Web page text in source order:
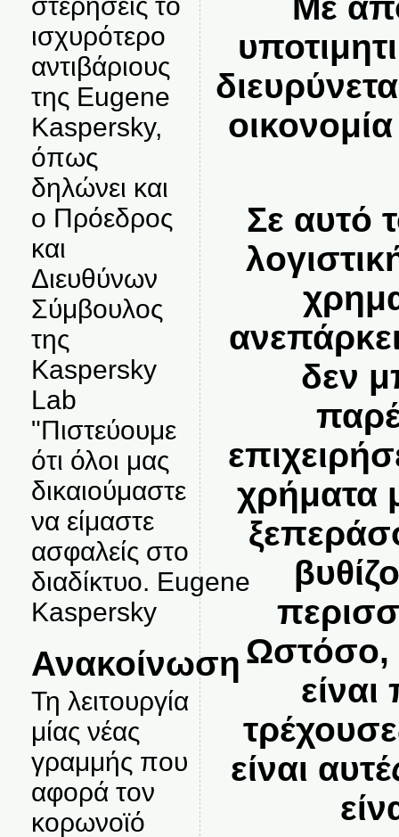
ισχυρότερο
αντιβάριους
της Eugene
Kaspersky,
όπως
δηλώνει και
ο Πρόεδρος
και
Διευθύνων
Σύμβουλος
της
Kaspersky
Lab
"Πιστεύουμε
ότι όλοι μας
δικαιούμαστε
να είμαστε
ασφαλείς στο
διαδίκτυο. Eugene
Kaspersky
Ανακοίνωση
Τη λειτουργία
μίας νέας
γραμμής που
αφορά τον
κορωνοϊό
Σε αυτό
δεν
χρήματα
Ωστόσο,
είναι